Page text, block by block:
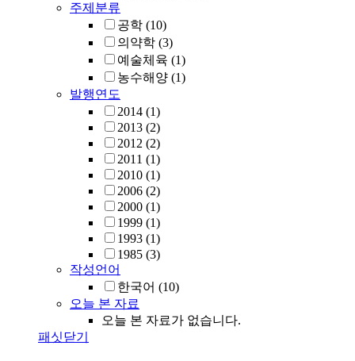
주제분류
공학 (10)
의약학 (3)
예술체육 (1)
농수해양 (1)
발행연도
2014 (1)
2013 (2)
2012 (2)
2011 (1)
2010 (1)
2006 (2)
2000 (1)
1999 (1)
1993 (1)
1985 (3)
작성언어
한국어 (10)
오늘 본 자료
오늘 본 자료가 없습니다.
패싯닫기